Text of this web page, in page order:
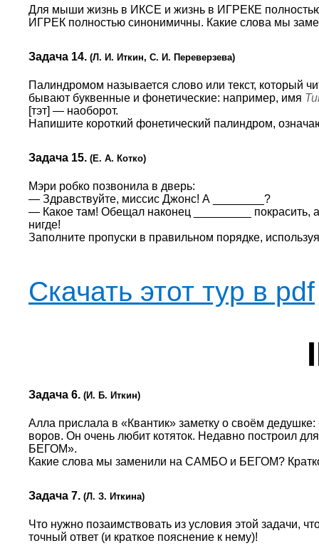
Для мыши жизнь в ИКСЕ и жизнь в ИГРЕКЕ
ИГРЕК полностью синонимичны. Какие слова мы
Задача 14. (Л. И. Иткин, С. И. Переверзева)
Палиндромом называется слово или текст, который
бывают буквенные и фонетические: например, имя
[тэт] — наоборот.
Напишите короткий фонетический палиндром,
Задача 15. (Е. А. Котко)
Мэри робко позвонила в дверь:
— Здравствуйте, миссис Джонс! А ________?
— Какое там! Обещал наконец _________ покрасить,
нигде!
Заполните пропуски в правильном порядке,
Скачать этот тур в pdf
Задача 6. (И. Б. Иткин)
Алла прислала в «Квантик» заметку о своём
воров. Он очень любит котяток. Недавно построил
БЕГОМ».
Какие слова мы заменили на САМБО и БЕГОМ? Кратко
Задача 7. (Л. З. Иткина)
Что нужно позаимствовать из условия этой задачи,
точный ответ (и краткое пояснение к нему)!